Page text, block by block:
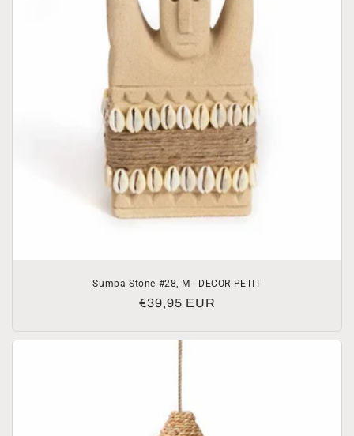
Sumba Stone #28, M - DECOR PETIT
Prezzo
listino
€39,95 EUR